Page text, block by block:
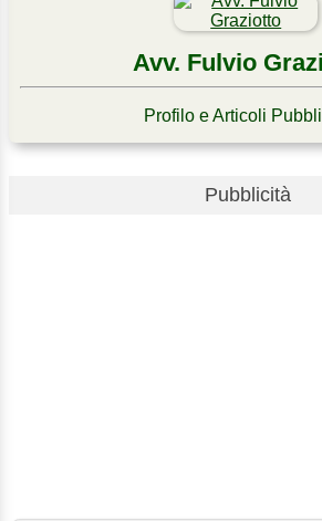
Avv. Fulvio
Profilo e Articoli
Pubblicità